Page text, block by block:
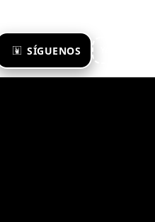
SÍGUENOS